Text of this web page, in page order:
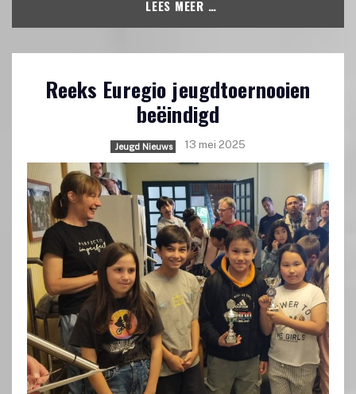
LEES MEER …
Reeks Euregio jeugdtoernooien
beëindigd
Jeugd Nieuws 13 mei 2025